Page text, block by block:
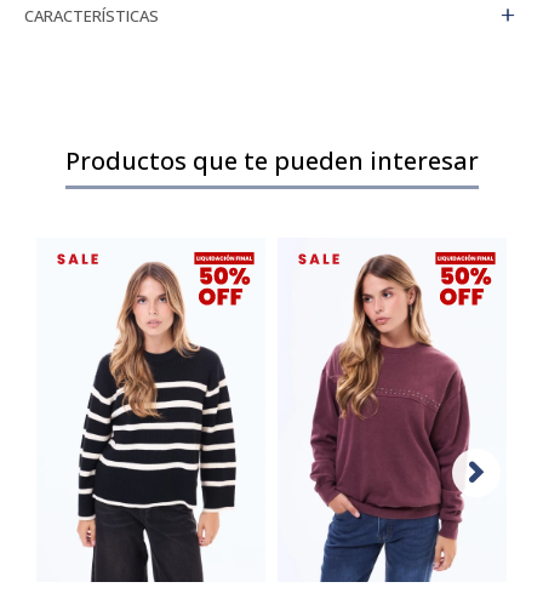
CARACTERÍSTICAS
Productos que te pueden interesar